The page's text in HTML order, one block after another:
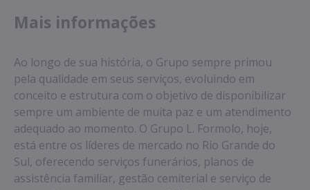
Mais informações
Ao longo de sua história, o Grupo sempre primou
pela qualidade em seus serviços, evoluindo em
conceito e estrutura com o objetivo de disponibilizar
sempre um ambiente de muita paz e um atendimento
adequado ao momento. O Grupo L. Formolo, hoje,
está entre os líderes de mercado no Rio Grande do
Sul, oferecendo serviços funerários, planos de
assistência familiar, gestão cemiterial e serviço de